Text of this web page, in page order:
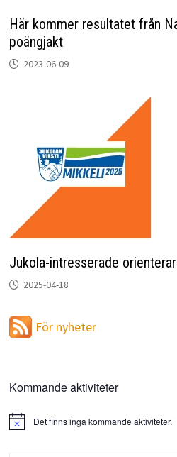
Här kommer resultatet från
poängjakt
2023-06-09
Jukola-intresserade
2025-04-18
För nyheter
Kommande aktiviteter
Notis Det finns inga kommande aktiviteter.